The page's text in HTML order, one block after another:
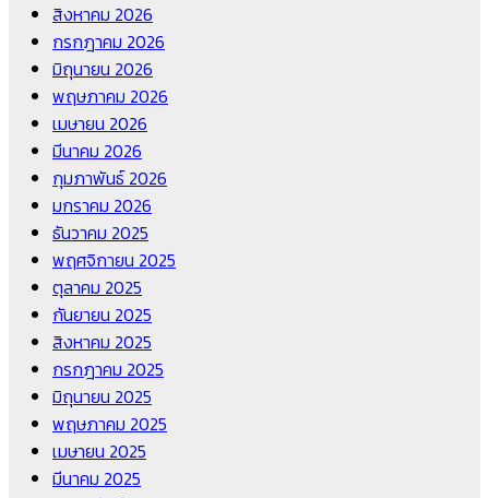
สิงหาคม 2026
กรกฎาคม 2026
มิถุนายน 2026
พฤษภาคม 2026
เมษายน 2026
มีนาคม 2026
กุมภาพันธ์ 2026
มกราคม 2026
ธันวาคม 2025
พฤศจิกายน 2025
ตุลาคม 2025
กันยายน 2025
สิงหาคม 2025
กรกฎาคม 2025
มิถุนายน 2025
พฤษภาคม 2025
เมษายน 2025
มีนาคม 2025